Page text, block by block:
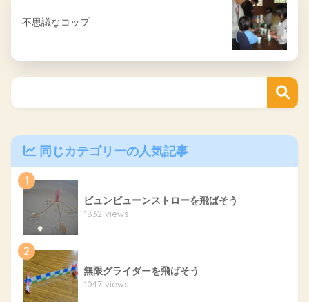
不思議なコップ
同じカテゴリーの人気記事
1
ビュンビューンストローを飛ばそう
1832 views
2
無限グライダーを飛ばそう
1047 views